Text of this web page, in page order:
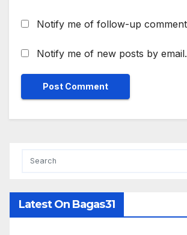
Notify me of follow-up
Notify me of new posts by email.
Latest On Bagas31